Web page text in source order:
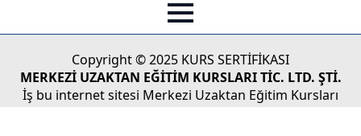
Copyright © 2025 KURS SERTİFİKASI
MERKEZİ UZAKTAN EĞİTİM KURSLARI TİC. LTD. ŞTİ.
İş bu internet sitesi Merkezi Uzaktan Eğitim Kursları